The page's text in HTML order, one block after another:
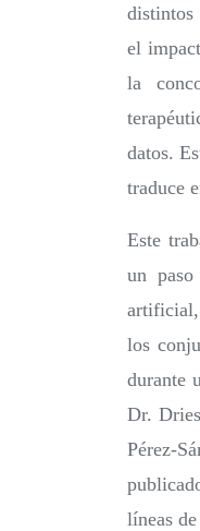
distintos
el
la
datos.
traduce
Este
un
artificial,
los
durante
Dr.
Pérez-
líneas